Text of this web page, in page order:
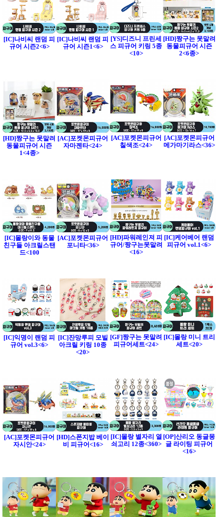
[IC]나비씨 랜덤 피
규어 시즌2<6>
[IC]나비씨 랜덤 피
규어 시즌1<6>
[YS]디즈니 프린세
스 피규어 키링 5종
<10>
[HD]짱구는 못말려
동물피규어 시즌
2<6종>
[HD]짱구는 못말려
동물피규어 시즌
1<4종>
[AC]포켓몬피규어
자마젠타<24>
[AC]포켓몬피규어
칠색조<24>
[AC]포켓몬피규어
메가마기라스<36>
[IC]몰랑이와 동물
친구들 아크릴스탠
드<100
[AC]포켓몬피규어
포니타<36>
[HD]파워레인져 피
규어/짱구는못말려
<16>
[IC]케어베어 랜덤
피규어 vol.1<6>
[IC]익명이 랜덤 피
규어 vol.3<6>
[IC]잔망루피 모빌
아크릴 키링 10종
<20>
[GF]짱구는 못말려
피규어세트<24>
[IC]몰랑 미니 트리
세트<20>
[AC]포켓몬피규어
자시안<24>
[HD]스폰지밥 베이
비 피규어<16>
[IC]몰랑 별자리 열
쇠고리 12종<360>
[OP]산리오 동글몽
글 라이팅 피규어
<16>